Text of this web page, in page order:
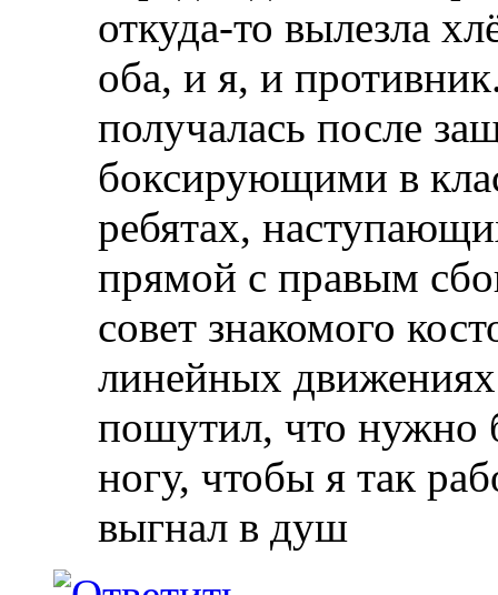
откуда-то вылезла
оба, и я, и
получалась после
боксирующими в
ребятах,
прямой с правым
совет знакомого
линейных
пошутил, что нужно
ногу, чтобы я так
выгнал в душ